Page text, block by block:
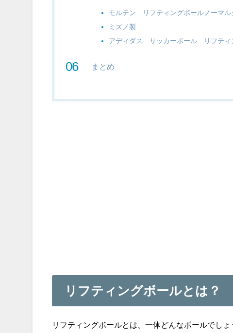
モルテン リフティングボールノーマル
ミズノ製
アディダス サッカーボール リフテ
まとめ
リフティングボールとは？
リフティングボールとは、一体どんなボールでし